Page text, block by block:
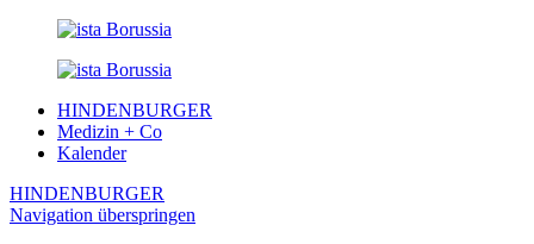
HINDENBURGER
Medizin + Co
Kalender
HINDENBURGER
Navigation überspringen